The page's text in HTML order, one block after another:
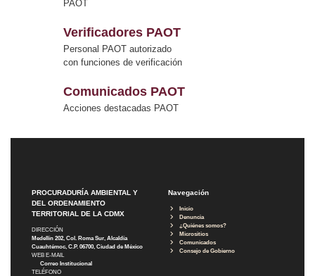
PAOT
Verificadores PAOT
Personal PAOT autorizado
con funciones de verificación
Comunicados PAOT
Acciones destacadas PAOT
PROCURADURÍA AMBIENTAL Y
DEL ORDENAMIENTO
TERRITORIAL DE LA CDMX
DIRECCIÓN
Medellín 202, Col. Roma Sur, Alcaldía
Cuauhtémoc, C.P. 06700, Ciudad de México
WEB E-MAIL
Correo Institucional
TELÉFONO
Navegación
Inicio
Denuncia
¿Quiénes somos?
Micrositios
Comunicados
Consejo de Gobierno